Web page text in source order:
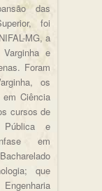
das
foi
MG, a
e
Foram
os
em Ciência
cursos de
Pública e
em
que